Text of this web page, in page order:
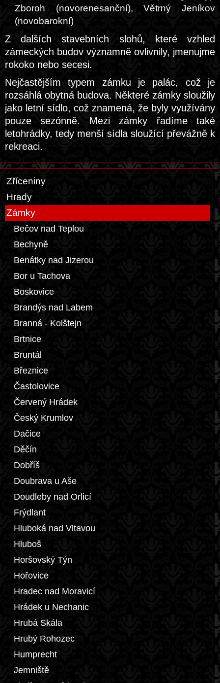
Zboroh (novorenesanční), Větrný Jeníkov
(novobarokní)
Z dalších stavebních slohů, které vzhled
zámeckých budov významně ovlivnily, jmenujme
rokoko nebo secesi.
Nejčastějším typem zámku je palác, což je
rozsáhlá obytná budova. Některé zámky sloužily
jako letní sídlo, což znamená, že byly využívány
pouze sezónně. Mezi zámky řadíme také
letohrádky, tedy menší sídla sloužící převážně k
rekreaci.
Zříceniny
Hrady
Zámky
Bečov nad Teplou
Bechyně
Benátky nad Jizerou
Bor u Tachova
Boskovice
Brandýs nad Labem
Branná - Kolštejn
Brtnice
Bruntál
Březnice
Častolovice
Červený Hrádek
Český Krumlov
Dačice
Děčín
Dobříš
Doubrava u Aše
Doudleby nad Orlicí
Frýdlant
Hluboká nad Vltavou
Hluboš
Horšovský Týn
Hořovice
Hradec nad Moravicí
Hrádek u Nechanic
Hrubá Skála
Hrubý Rohozec
Humprecht
Jemniště